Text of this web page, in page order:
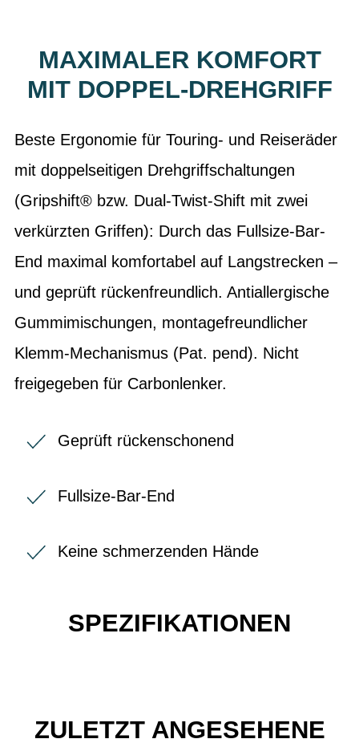
MAXIMALER KOMFORT
MIT DOPPEL-DREHGRIFF
Beste Ergonomie für Touring- und Reiseräder
mit doppelseitigen Drehgriffschaltungen
(Gripshift® bzw. Dual-Twist-Shift mit zwei
verkürzten Griffen): Durch das Fullsize-Bar-
End maximal komfortabel auf Langstrecken –
und geprüft rückenfreundlich. Antiallergische
Gummimischungen, montagefreundlicher
Klemm-Mechanismus (Pat. pend). Nicht
freigegeben für Carbonlenker.
Geprüft rückenschonend
Fullsize-Bar-End
Keine schmerzenden Hände
SPEZIFIKATIONEN
ZULETZT ANGESEHENE